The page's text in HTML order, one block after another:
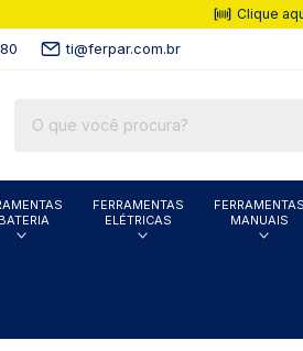
ti@ferpar.com.br
FERRAMENTAS
ELÉTRICAS
FERRAMENTAS
MANUAIS